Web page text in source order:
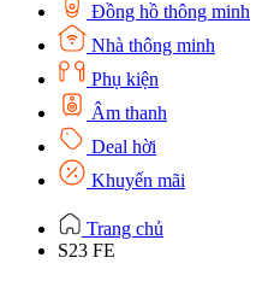
Đồng hồ thông minh
Nhà thông minh
Phụ kiện
Âm thanh
Deal hời
Khuyến mãi
Trang chủ
S23 FE